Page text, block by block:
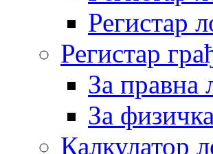
Регистар
Регистар
За правна
За
Калкулатор